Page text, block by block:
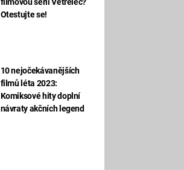
Otestujte se!
10 nejočekávanějších
filmů léta 2023:
Komiksové hity doplní
návraty akčních legend